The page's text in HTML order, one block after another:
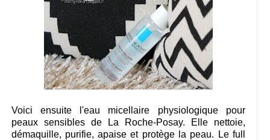
Voici ensuite l'eau micellaire physiologique pour
peaux sensibles de La Roche-Posay. Elle nettoie,
démaquille, purifie, apaise et protège la peau. Le full